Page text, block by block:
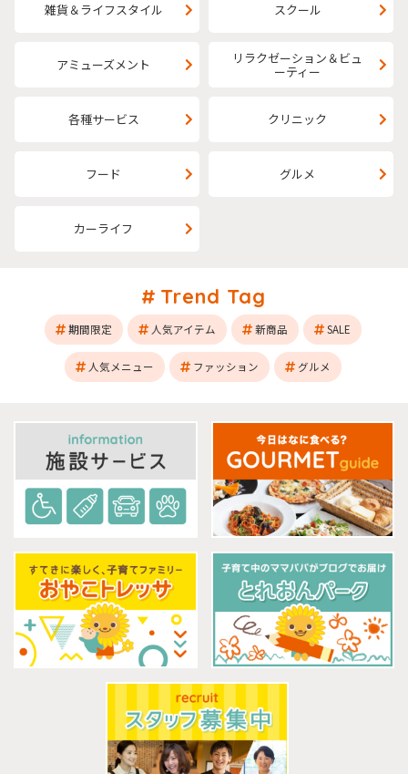
雑貨＆ライフスタイル スクール
アミューズメント リラクゼーション＆ビュ
ーティー
各種サービス クリニック
フード グルメ
カーライフ
Trend Tag
期間限定 人気アイテム 新商品 SALE
人気メニュー ファッション グルメ